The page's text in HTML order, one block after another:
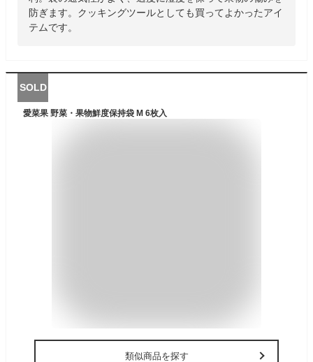
防ぎます。クッキングツールとしても買ってよかったアイ
テムです。
SOLD
愛菜果 野菜・果物鮮度保持袋 M 6枚入
類似商品を探す